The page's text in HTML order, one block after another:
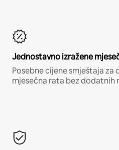
Jednostavno izražene
Posebne cijene smještaja za
mjesečna rata bez dodatnih